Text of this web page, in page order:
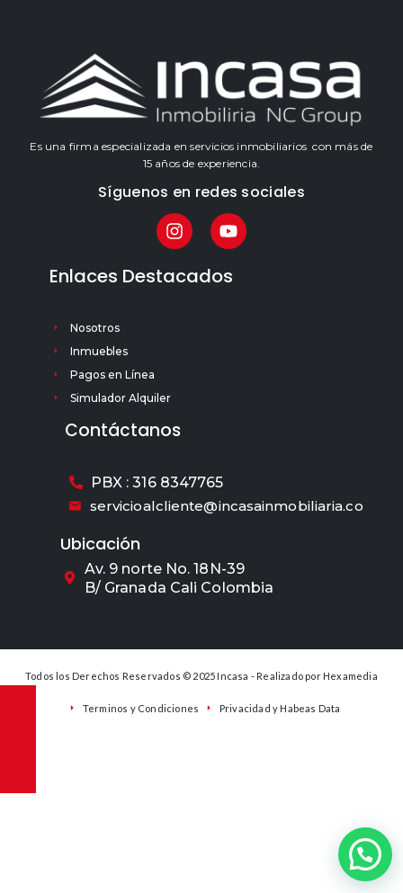
Es una firma especializada en servicios inmobiliarios con más de
15 años de experiencia.
Síguenos en redes sociales
Enlaces Destacados
Nosotros
Inmuebles
Pagos en Línea
Simulador Alquiler
Contáctanos
PBX : 316 8347765
servicioalcliente@incasainmobiliaria.co
Ubicación
Av. 9 norte No. 18N-39
B/ Granada Cali Colombia
Todos los Derechos Reservados © 2025 Incasa - Realizado por Hexamedia
Terminos y Condiciones Privacidad y Habeas Data